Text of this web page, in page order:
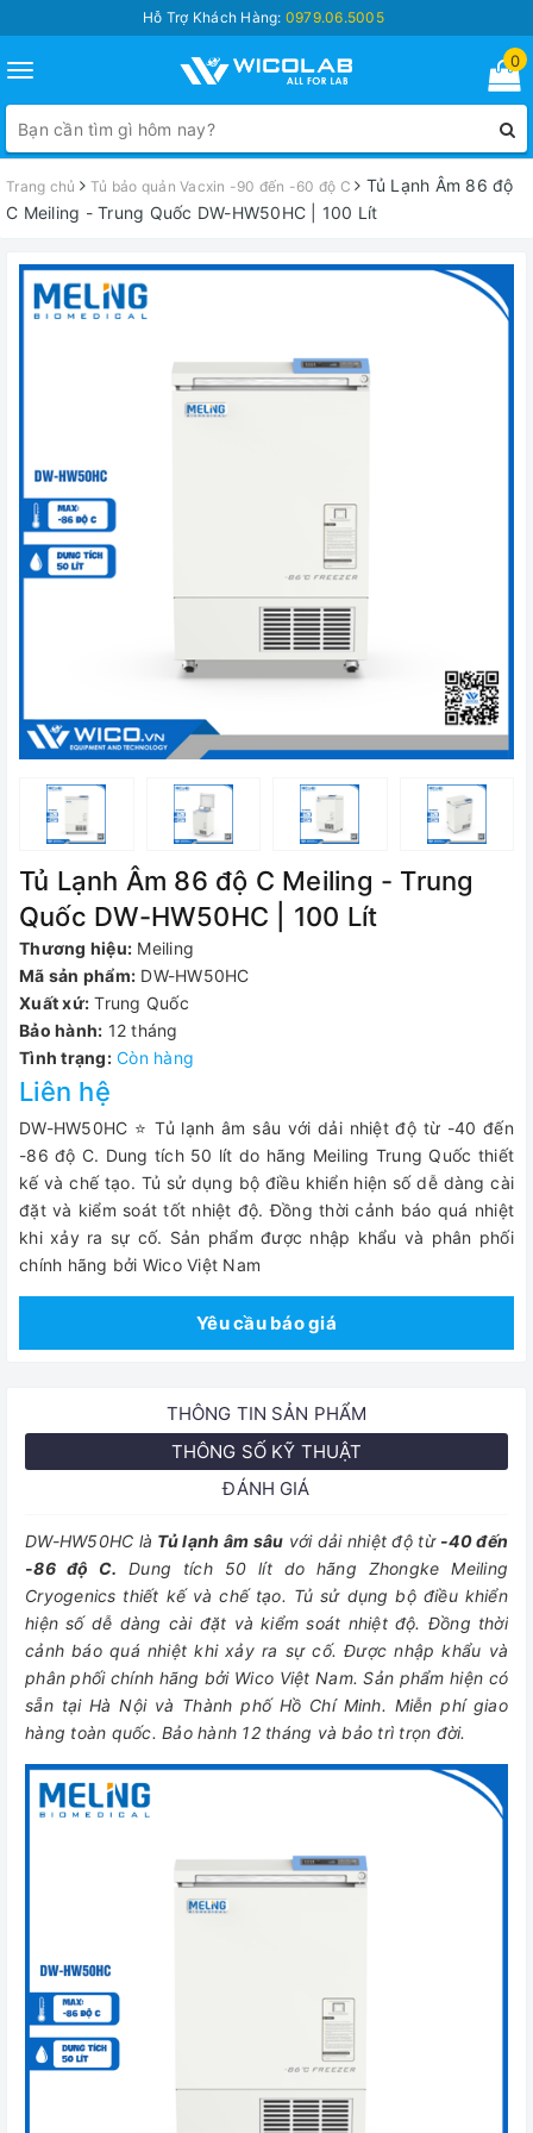
Hỗ Trợ Khách Hàng: 0979.06.5005
Toggle
navigation
0
Trang chủ Tủ bảo quản Vacxin -90 đến -60 độ C
Tủ Lạnh Âm 86 độ
C Meiling - Trung Quốc DW-HW50HC | 100 Lít
Tủ Lạnh Âm 86 độ C Meiling - Trung
Quốc DW-HW50HC | 100 Lít
Thương hiệu: Meiling
Mã sản phẩm: DW-HW50HC
Xuất xứ: Trung Quốc
Bảo hành: 12 tháng
Tình trạng: Còn hàng
Liên hệ
DW-HW50HC ⭐ Tủ lạnh âm sâu với dải nhiệt độ từ -40 đến
-86 độ C. Dung tích 50 lít do hãng Meiling Trung Quốc thiết
kế và chế tạo. Tủ sử dụng bộ điều khiển hiện số dễ dàng cài
đặt và kiểm soát tốt nhiệt độ. Đồng thời cảnh báo quá nhiệt
khi xảy ra sự cố. Sản phẩm được nhập khẩu và phân phối
chính hãng bởi Wico Việt Nam
Yêu cầu báo giá
THÔNG TIN SẢN PHẨM
THÔNG SỐ KỸ THUẬT
ĐÁNH GIÁ
DW-HW50HC là Tủ lạnh âm sâu với dải nhiệt độ từ -40 đến
-86 độ C. Dung tích 50 lít do hãng Zhongke Meiling
Cryogenics thiết kế và chế tạo. Tủ sử dụng bộ điều khiển
hiện số dễ dàng cài đặt và kiểm soát nhiệt độ. Đồng thời
cảnh báo quá nhiệt khi xảy ra sự cố. Được nhập khẩu và
phân phối chính hãng bởi Wico Việt Nam. Sản phẩm hiện có
sẵn tại Hà Nội và Thành phố Hồ Chí Minh. Miễn phí giao
hàng toàn quốc. Bảo hành 12 tháng và bảo trì trọn đời.